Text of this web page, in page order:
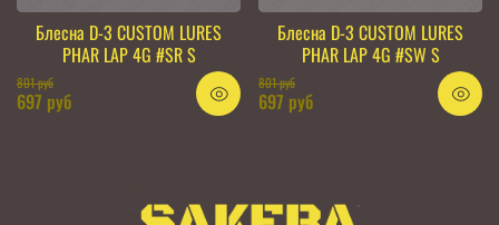
Блесна D-3 CUSTOM LURES
PHAR LAP 4G #SR S
801 руб
697 руб
Блесна D-3 CUSTOM LURES
PHAR LAP 4G #SW S
801 руб
697 руб